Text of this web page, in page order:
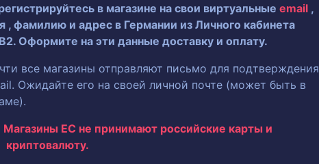
в магазине на свои виртуальныеemail ,
, фамилию и адрес в Германии из Личного кабинета
Оформите на эти данные доставку и оплату.
все магазины отправляют письмо для подтверждения
Ожидайте его на своей личной почте (может быть в
Магазины ЕС не принимают российские карты и
криптовалюту.